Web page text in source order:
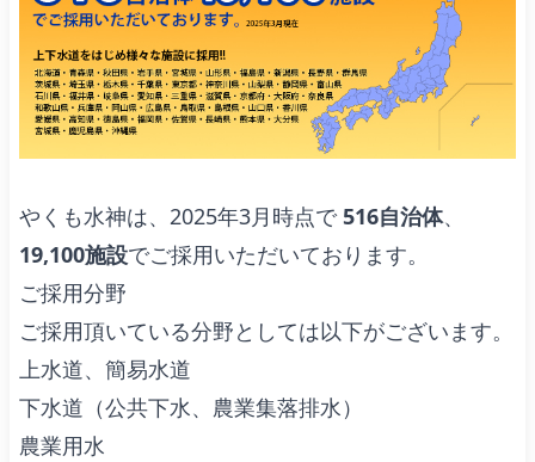
やくも水神は、2025年3月時点で516自治体、
19,100施設でご採用いただいております。
ご採用分野
ご採用頂いている分野としては以下がございます。
上水道、簡易水道
下水道（公共下水、農業集落排水）
農業用水